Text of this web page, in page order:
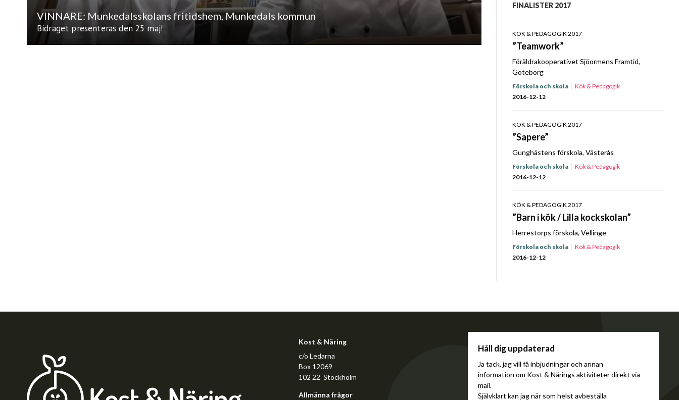
VINNARE: Munkedalsskolans fritidshem, Munkedals kommun
Bidraget presenteras den 25 maj!
FINALISTER 2017
KÖK & PEDAGOGIK 2017
”Teamwork”
Föräldrakooperativet Sjöormens Framtid,
Göteborg
Förskola och skola
Kök & Pedagogik
2016-12-12
KÖK & PEDAGOGIK 2017
”Sapere”
Gunghästens förskola, Västerås
Förskola och skola
Kök & Pedagogik
2016-12-12
KÖK & PEDAGOGIK 2017
”Barn i kök / Lilla kockskolan”
Herrestorps förskola, Vellinge
Förskola och skola
Kök & Pedagogik
2016-12-12
Håll dig uppdaterad
Ja tack, jag vill få inbjudningar och annan
information om Kost & Närings aktiviteter direkt via
mail.
Självklart kan jag när som helst avbeställa
Kost & Näring
c/o Ledarna
Box 12069
102 22 Stockholm
Allmänna frågor